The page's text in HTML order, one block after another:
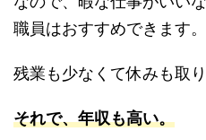
職員はおすすめできます。
残業も少なくて休みも取り
それで、年収も高い。